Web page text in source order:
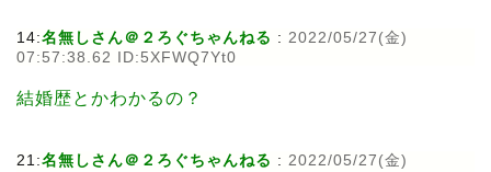
14:名無しさん＠２ろぐちゃんねる : 2022/05/27(金)
07:57:38.62 ID:5XFWQ7Yt0
結婚歴とかわかるの？
21:名無しさん＠２ろぐちゃんねる : 2022/05/27(金)